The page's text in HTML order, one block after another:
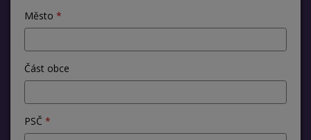
Město
Část obce
PSČ